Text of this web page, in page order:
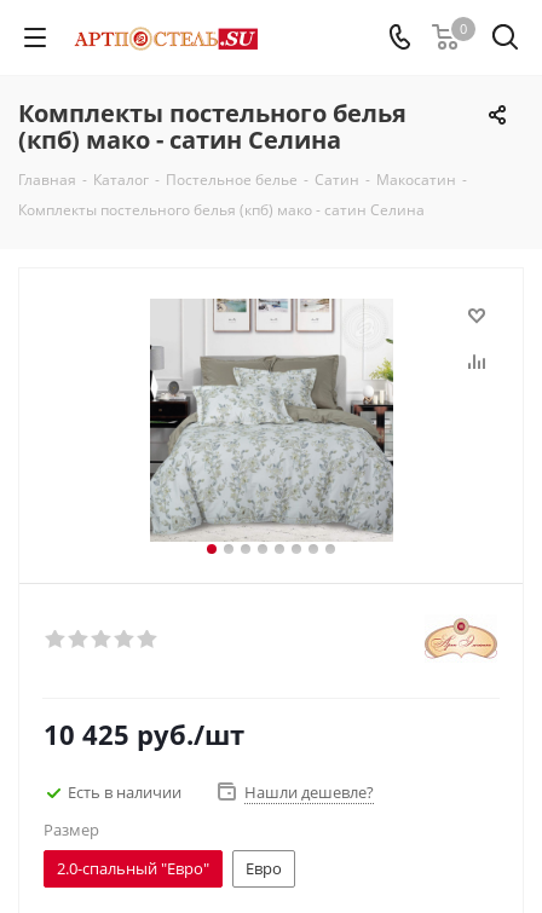
0
Комплекты постельного белья
(кпб) мако - сатин Селина
Главная - Каталог - Постельное белье - Сатин - Макосатин -
Комплекты постельного белья (кпб) мако - сатин Селина
10 425 руб./шт
Есть в наличии
Нашли дешевле?
Размер
2.0-спальный "Евро"
Евро